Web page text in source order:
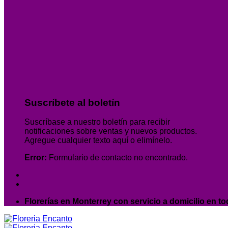
Suscríbete al boletín
Suscríbase a nuestro boletín para recibir
notificaciones sobre ventas y nuevos productos.
Agregue cualquier texto aquí o elimínelo.
Error: Formulario de contacto no encontrado.
Florerías en Monterrey con servicio a domicilio en